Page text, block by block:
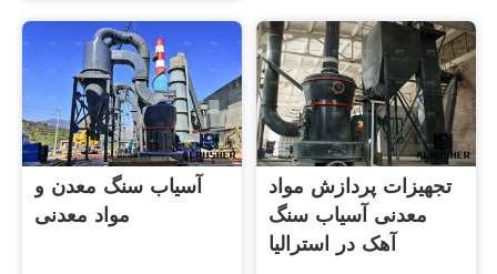
آسیاب سنگ معدن و
مواد معدنی
تجهیزات پردازش مواد
معدنی آسیاب سنگ
آهک در استرالیا